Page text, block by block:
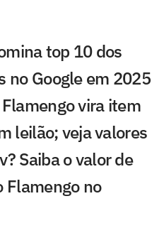
top 10 dos
no Google em 2025
vira item
leilão; veja valores
Saiba o valor de
Flamengo no